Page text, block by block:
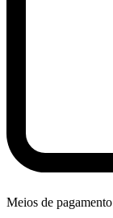
Meios de pagamento